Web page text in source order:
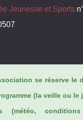
Jeunesse et Sports
se réserve le
(la veille ou le
(météo,